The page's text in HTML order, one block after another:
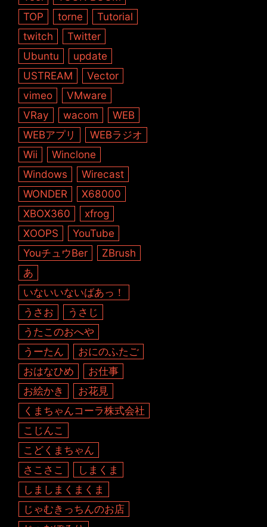
TOP
torne
Tutorial
twitch
Twitter
Ubuntu
update
USTREAM
Vector
vimeo
VMware
VRay
wacom
WEB
WEBアプリ
WEBラジオ
Wii
Winclone
Windows
Wirecast
WONDER
X68000
XBOX360
xfrog
XOOPS
YouTube
YouチュウBer
ZBrush
あ
いないいないばあっ！
うさお
うさじ
うたこのおへや
うーたん
おにのふたご
おはなひめ
お仕事
お絵かき
お花見
くまちゃんコーラ株式会社
こじんこ
こどくまちゃん
さこさこ
しまくま
しましまくまくま
じゃむきっちんのお店